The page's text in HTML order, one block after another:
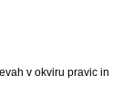
v okviru pravic in